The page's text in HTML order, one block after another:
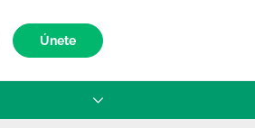
Únete